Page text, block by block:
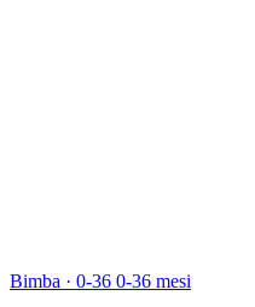
Bimba · 0-36 0-36 mesi